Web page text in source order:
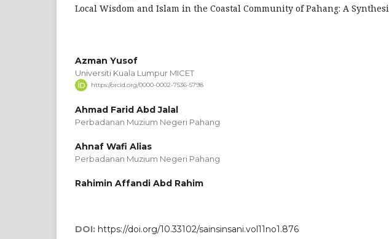
Local Wisdom and Islam in the Coastal Community of Pahang: A
Azman Yusof
Universiti Kuala Lumpur MICET
https://orcid.org/0000-0002-7536-5798
Ahmad Farid Abd Jalal
Perbadanan Muzium Negeri Pahang
Ahnaf Wafi Alias
Perbadanan Muzium Negeri Pahang
Rahimin Affandi Abd Rahim
DOI: https://doi.org/10.33102/sainsinsani.vol11no1.876